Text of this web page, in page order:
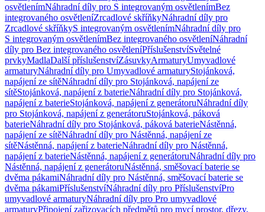
osvětlenímNáhradní díly pro S integrovaným osvětlenímBez
integrovaného osvětleníZrcadlové skříňkyNáhradní díly pro
Zrcadlové skříňkyS integrovaným osvětlenímNáhradní díly pro
S integrovaným osvětlenímBez integrovaného osvětleníNáhradní
díly pro Bez integrovaného osvětleníPříslušenstvíSvětelné
prvkyMadlaDalší příslušenstvíZásuvkyArmaturyUmyvadlové
armaturyNáhradní díly pro Umyvadlové armaturyStojánková,
napájení ze sítěNáhradní díly pro Stojánková, napájení ze
sítěStojánková, napájení z baterieNáhradní díly pro Stojánková,
napájení z baterieStojánková, napájení z generátoruNáhradní díly
pro Stojánková, napájení z generátoruStojánková, páková
baterieNáhradní díly pro Stojánková, páková baterieNástěnná,
napájení ze sítěNáhradní díly pro Nástěnná, napájení ze
sítěNástěnná, napájení z baterieNáhradní díly pro Nástěnná,
napájení z baterieNástěnná, napájení z generátoruNáhradní díly pro
Nástěnná, napájení z generátoruNástěnná, směšovací baterie se
dvěma pákamiNáhradní díly pro Nástěnná, směšovací baterie se
dvěma pákamiPříslušenstvíNáhradní díly pro PříslušenstvíPro
umyvadlové armaturyNáhradní díly pro Pro umyvadlové
armaturyPřipojení zařizovacích předmětů pro mycí prostor, dřezy,